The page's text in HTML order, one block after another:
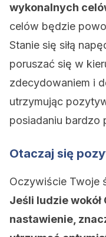
wykonalnych
celów będzie
Stanie się siłą
poruszać się w
zdecydowaniem i
utrzymując
posiadaniu bardzo
Otaczaj się
Oczywiście Twoje
Jeśli ludzie
nastawienie,